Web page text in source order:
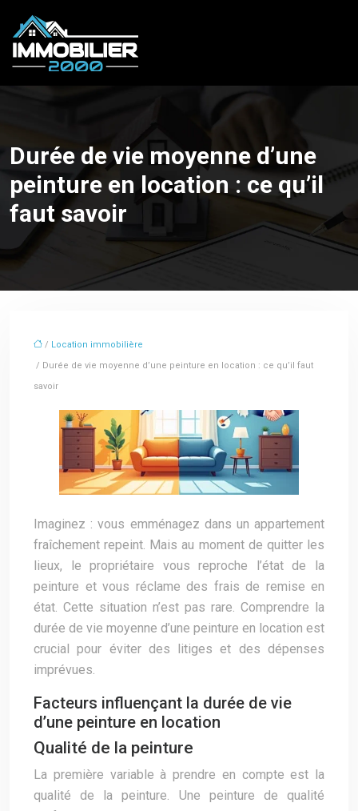
Durée de vie moyenne d’une
peinture en location : ce qu’il
faut savoir
/ Location immobilière
/ Durée de vie moyenne d’une peinture en location : ce qu’il faut
savoir
Imaginez : vous emménagez dans un appartement
fraîchement repeint. Mais au moment de quitter les
lieux, le propriétaire vous reproche l’état de la
peinture et vous réclame des frais de remise en
état. Cette situation n’est pas rare. Comprendre la
durée de vie moyenne d’une peinture en location est
crucial pour éviter des litiges et des dépenses
imprévues.
Facteurs influençant la durée de vie
d’une peinture en location
Qualité de la peinture
La première variable à prendre en compte est la
qualité de la peinture. Une peinture de qualité